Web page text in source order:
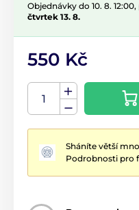
Objednávky do 10. 8.
čtvrtek 13. 8.
550 Kč
Sháníte větší
Podrobnosti pro